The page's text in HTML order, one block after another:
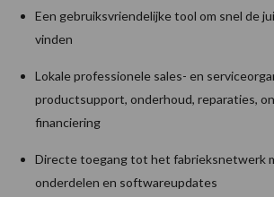
Een gebruiksvriendelijke tool om snel de
vinden
Lokale professionele sales- en
productsupport, onderhoud, reparaties,
financiering
Directe toegang tot het fabrieksnetwerk
onderdelen en softwareupdates